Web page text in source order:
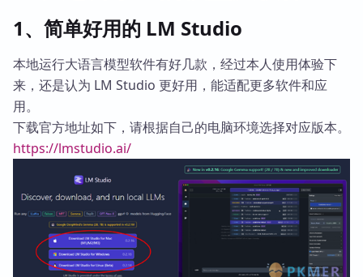
1、简单好用的 LM Studio
本地运行大语言模型软件有好几款，经过本人使用体验下
来，还是认为 LM Studio 更好用，能适配更多软件和应
用。
下载官方地址如下，请根据自己的电脑环境选择对应版本。
https://lmstudio.ai/